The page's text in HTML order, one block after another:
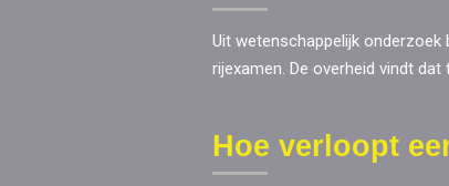
Uit wetenschappelijk
rijexamen. De overheid vindt
Hoe verloopt